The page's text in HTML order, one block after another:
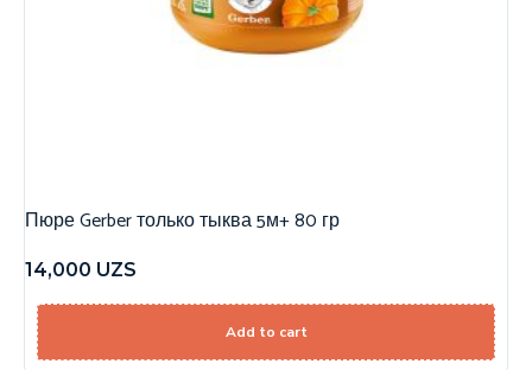
Пюре Gerber только тыква 5м+ 80 гр
14,000 UZS
Add to cart